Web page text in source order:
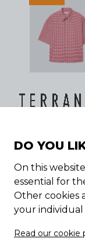
-57%
22.99€ now
CHOLLO
DO YOU
On this
essential for
Other cookies
your individual
Read our cookie